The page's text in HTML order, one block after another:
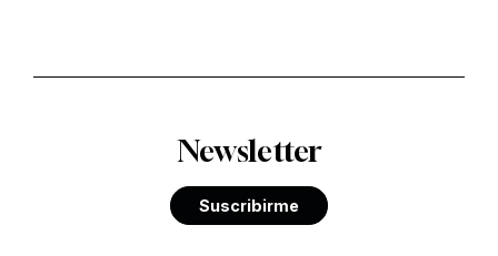
Newsletter
Suscribirme